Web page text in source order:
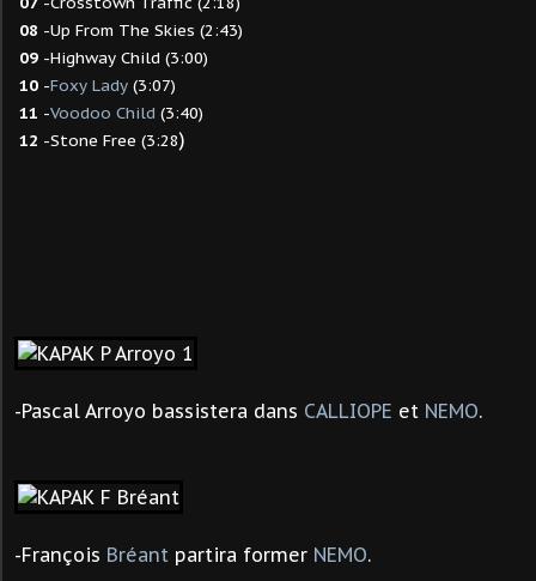
08 -Up From The Skies (2:43)
09 -Highway Child (3:00)
10 -Foxy Lady (3:07)
11 -Voodoo Child (3:40)
12 -Stone Free (3:28)
-Pascal Arroyo bassistera dans CALLIOPE et NEMO.
-François Bréant partira former NEMO.